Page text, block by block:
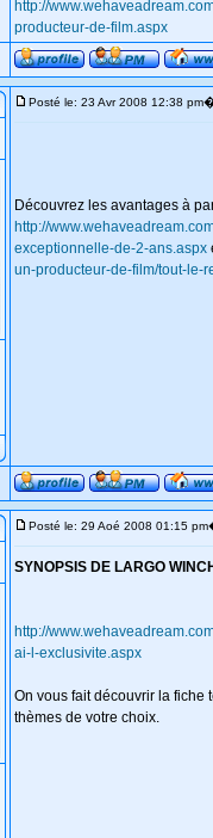
http://
producteur-de-film.aspx
Posté le: 23 Avr 2008 12:38 pm
Découvrez les avantages à
http://
exceptionnelle-de-2-ans.aspx
un-producteur-de-film/tout-le-
Posté le: 29 Aoé 2008 01:15 pm
SYNOPSIS DE LARGO
http://
ai-l-exclusivite.aspx
On vous fait découvrir la fiche
thèmes de votre choix.